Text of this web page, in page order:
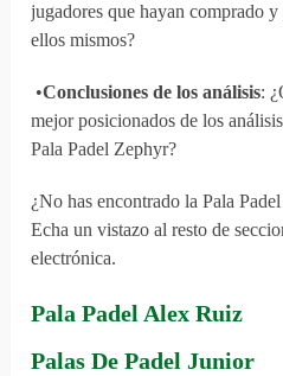
jugadores que hayan comprado
ellos mismos?
•Conclusiones de los análisis:
mejor posicionados de los
Pala Padel Zephyr?
¿No has encontrado la Pala
Echa un vistazo al resto de
electrónica.
Pala Padel Alex Ruiz
Palas De Padel Junior